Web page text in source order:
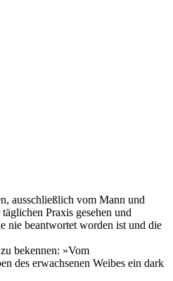
ausschließlich vom Mann und
Praxis gesehen und
nie beantwortet worden ist und die
bekennen: »Vom
des erwachsenen Weibes ein dark